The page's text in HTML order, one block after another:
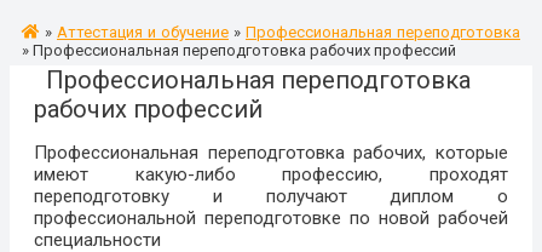
» Аттестация и обучение » Профессиональная переподготовка
» Профессиональная переподготовка рабочих профессий
Профессиональная переподготовка
рабочих профессий
Профессиональная переподготовка рабочих, которые
имеют какую-либо профессию, проходят
переподготовку и получают диплом о
профессиональной переподготовке по новой рабочей
специальности